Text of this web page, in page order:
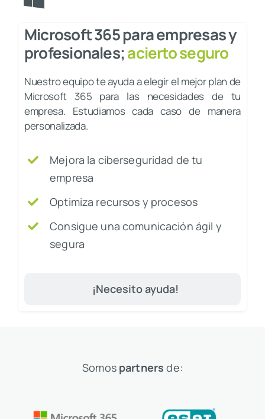
Microsoft 365para empresas y
profesionales;acierto seguro
Nuestro equipo te ayuda a elegir el mejor plan de
Microsoft 365 para las necesidades de tu
empresa. Estudiamos cada caso de manera
personalizada.
Mejora la ciberseguridad de tu
empresa
Optimiza recursos y procesos
Consigue una comunicación ágil y
segura
¡Necesito ayuda!
Somos partners de: